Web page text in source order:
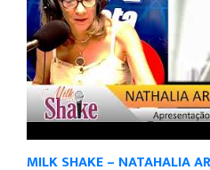
MILK SHAKE – NATAHALIA